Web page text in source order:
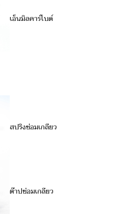
เอ็นมิลคาร์ไบด์
สปริงซ่อมเกลียว
ต๊าปซ่อมเกลียว